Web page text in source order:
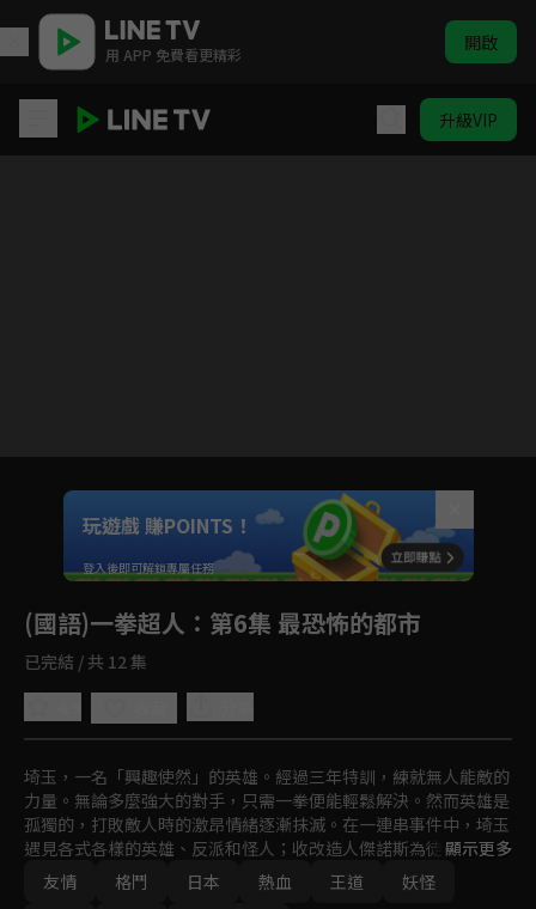
用 APP 免費看更精彩 開啟
升級VIP
Unmute
如有不便請見諒
玩遊戲 賺POINTS！
登入後即可解鎖專屬任務
(國語)一拳超人 ：第6集 最恐怖的都市
已完結 / 共 12 集
埼玉，一名「興趣使然」的英雄。經過三年特訓，練就無人能敵的
力量。無論多麼強大的對手，只需一拳便能輕鬆解決。然而英雄是
孤獨的，打敗敵人時的激昂情緒逐漸抹滅。在一連串事件中，埼玉
遇見各式各樣的英雄、反派和怪人；收改造人傑諾斯為徒，並加入
英雄協會以獲得官方認可。隨著新的敵蹤出現，最強英雄的熱血能
夠再次沸騰嗎？
顯示更多
友情
格鬥 日本 熱血 王道
妖怪